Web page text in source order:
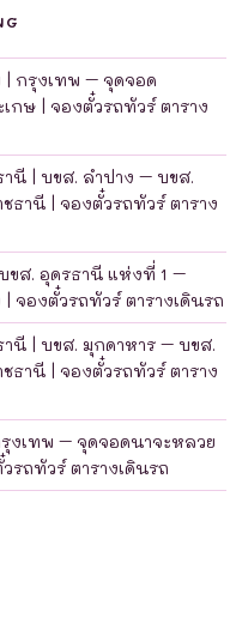
กรุงเทพ – จุดจอด
กษ | จองตั๋วรถทัวร์ ตาราง
นี | บขส. ลำปาง – บขส.
ธานี | จองตั๋วรถทัวร์ ตาราง
ขส. อุดรธานี แห่งที่ 1 –
จองตั๋วรถทัวร์ ตารางเดินรถ
นี | บขส. มุกดาหาร – บขส.
ธานี | จองตั๋วรถทัวร์ ตาราง
งเทพ – จุดจอดนาจะหลวย
รถทัวร์ ตารางเดินรถ